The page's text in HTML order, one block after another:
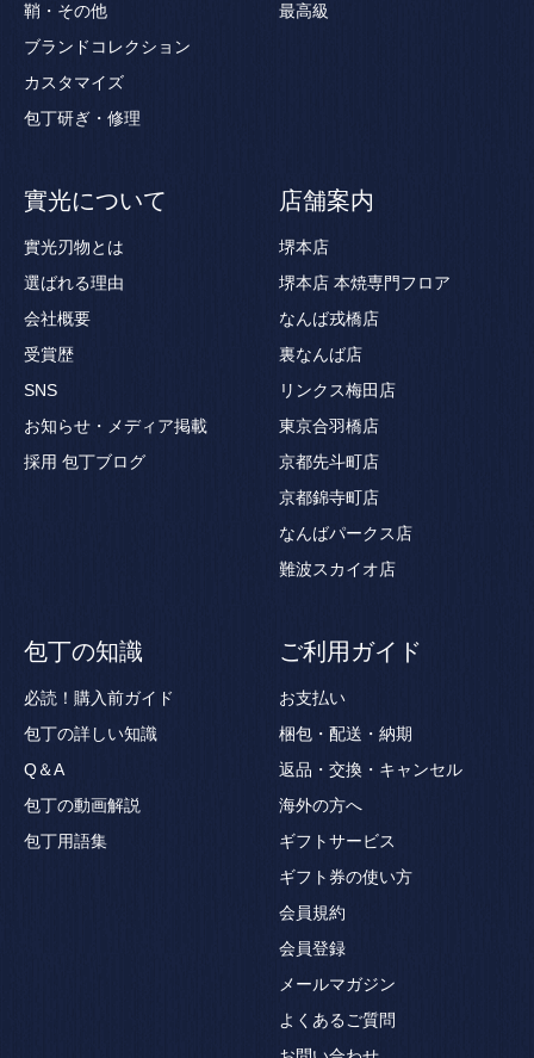
鞘・その他
ブランドコレクション
カスタマイズ
包丁研ぎ・修理
最高級
實光について
實光刃物とは
選ばれる理由
会社概要
受賞歴
SNS
お知らせ・メディア掲載
採用 包丁ブログ
店舗案内
堺本店
堺本店 本焼専門フロア
なんば戎橋店
裏なんば店
リンクス梅田店
東京合羽橋店
京都先斗町店
京都錦寺町店
なんばパークス店
難波スカイオ店
包丁の知識
必読！購入前ガイド
包丁の詳しい知識
Q＆A
包丁の動画解説
包丁用語集
ご利用ガイド
お支払い
梱包・配送・納期
返品・交換・キャンセル
海外の方へ
ギフトサービス
ギフト券の使い方
会員規約
会員登録
メールマガジン
よくあるご質問